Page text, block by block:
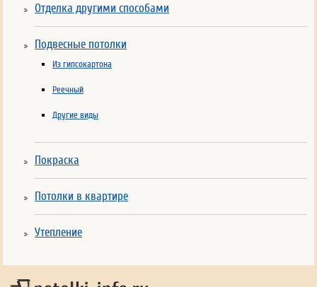
Отделка другими способами
Подвесные потолки
Из гипсокартона
Реечный
Другие виды
Покраска
Потолки в квартире
Утепление